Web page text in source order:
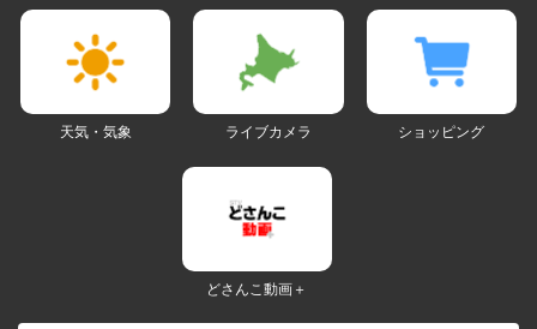
天気・気象 ライブカメラ ショッピング
どさんこ動画＋